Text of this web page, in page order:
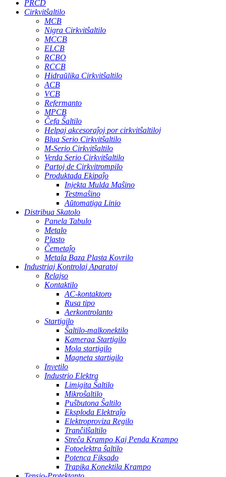
PRCD
Cirkvitŝaltilo
MCB
Nigra Cirkvitŝaltilo
MCCB
ELCB
RCBO
RCCB
Hidraŭlika Cirkvitŝaltilo
ACB
VCB
Refermanto
MPCB
Ĉefa Ŝaltilo
Helpaj akcesoraĵoj por cirkvitŝaltiloj
Blua Serio Cirkvitŝaltilo
M-Serio Cirkvitŝaltilo
Verda Serio Cirkvitŝaltilo
Partoj de Cirkvitrompilo
Produktada Ekipaĵo
Injekta Mulda Maŝino
Testmaŝino
Aŭtomatiga Linio
Distribua Skatolo
Panela Tabulo
Metalo
Plasto
Ĉemetaĵo
Metala Baza Plasta Kovrilo
Industriaj Kontrolaj Aparatoj
Relajso
Kontaktilo
AC-kontaktoro
Rusa tipo
Aerkontrolanto
Startigilo
Ŝaltilo-malkonektilo
Kameraa Startigilo
Mola startigilo
Magneta startigilo
Invetilo
Industrio Elektra
Limigita Ŝaltilo
Mikroŝaltilo
Puŝbutona Ŝaltilo
Eksploda Elektraĵo
Elektroproviza Regilo
Tranĉilŝaltilo
Streĉa Krampo Kaj Penda Krampo
Fotoelektra ŝaltilo
Potenca Fiksado
Trapika Konektila Krampo